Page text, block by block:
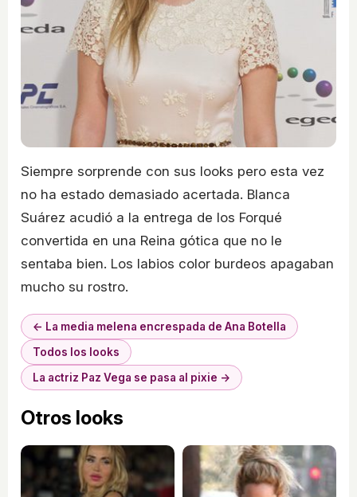
Siempre sorprende con sus looks pero esta vez
no ha estado demasiado acertada. Blanca
Suárez acudió a la entrega de los Forqué
convertida en una Reina gótica que no le
sentaba bien. Los labios color burdeos apagaban
mucho su rostro.
← La media melena encrespada de Ana Botella
Todos los looks
La actriz Paz Vega se pasa al pixie →
Otros looks